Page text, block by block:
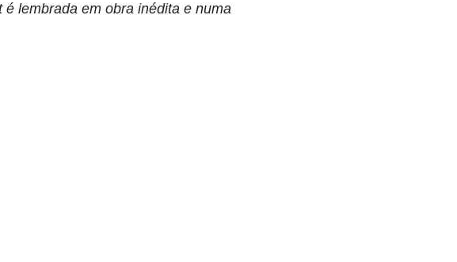
lembrada em obra inédita e numa